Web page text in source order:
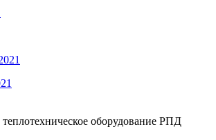
оборудование РПД